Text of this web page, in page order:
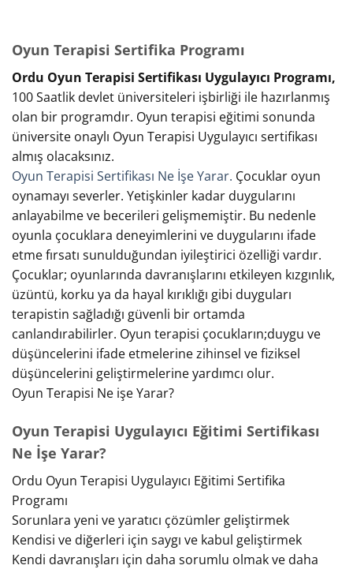
Oyun Terapisi Sertifika Programı
Ordu Oyun Terapisi Sertifikası Uygulayıcı Programı,
100 Saatlik devlet üniversiteleri işbirliği ile hazırlanmış
olan bir programdır. Oyun terapisi eğitimi sonunda
üniversite onaylı Oyun Terapisi Uygulayıcı sertifikası
almış olacaksınız.
Oyun Terapisi Sertifikası Ne İşe Yarar. Çocuklar oyun
oynamayı severler. Yetişkinler kadar duygularını
anlayabilme ve becerileri gelişmemiştir. Bu nedenle
oyunla çocuklara deneyimlerini ve duygularını ifade
etme fırsatı sunulduğundan iyileştirici özelliği vardır.
Çocuklar; oyunlarında davranışlarını etkileyen kızgınlık,
üzüntü, korku ya da hayal kırıklığı gibi duyguları
terapistin sağladığı güvenli bir ortamda
canlandırabilirler. Oyun terapisi çocukların;duygu ve
düşüncelerini ifade etmelerine zihinsel ve fiziksel
düşüncelerini geliştirmelerine yardımcı olur.
Oyun Terapisi Ne işe Yarar?
Oyun Terapisi Uygulayıcı Eğitimi Sertifikası
Ne İşe Yarar?
Ordu Oyun Terapisi Uygulayıcı Eğitimi Sertifika
Programı
Sorunlara yeni ve yaratıcı çözümler geliştirmek
Kendisi ve diğerleri için saygı ve kabul geliştirmek
Kendi davranışları için daha sorumlu olmak ve daha